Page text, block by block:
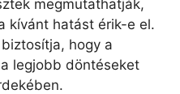
megmutathatják,
kívánt hatást érik-e el.
hogy a
legjobb döntéseket